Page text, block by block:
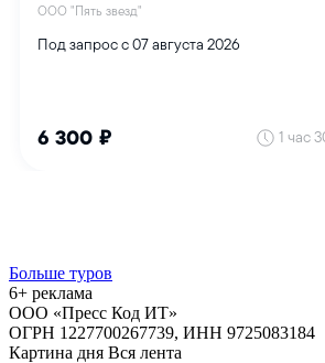
Больше туров
6+ реклама
ООО «Пресс Код ИТ»
ОГРН 1227700267739, ИНН 9725083184
Картина дня Вся лента